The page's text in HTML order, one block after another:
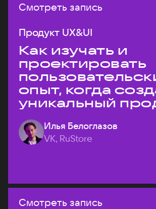
Смотреть запись
Продукт UX&UI
Как изучать и
проектировать
опыт, когда
уникальный
на рынке?
Илья Белоглазов
VK, RuStore
Смотреть запись